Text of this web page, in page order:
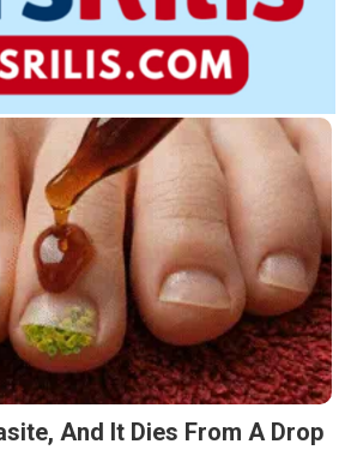
And It Dies From A Drop